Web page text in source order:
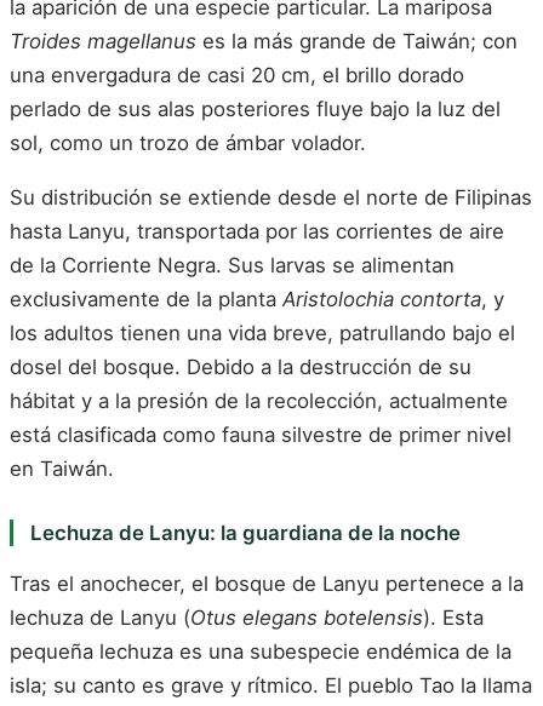
la aparición de una especie particular. La mariposa
Troides magellanus es la más grande de Taiwán; con
una envergadura de casi 20 cm, el brillo dorado
perlado de sus alas posteriores fluye bajo la luz del
sol, como un trozo de ámbar volador.
Su distribución se extiende desde el norte de Filipinas
hasta Lanyu, transportada por las corrientes de aire
de la Corriente Negra. Sus larvas se alimentan
exclusivamente de la plantaAristolochia contorta, y
los adultos tienen una vida breve, patrullando bajo el
dosel del bosque. Debido a la destrucción de su
hábitat y a la presión de la recolección, actualmente
está clasificada como fauna silvestre de primer nivel
en Taiwán.
Lechuza de Lanyu: la guardiana de la noche
Tras el anochecer, el bosque de Lanyu pertenece a la
lechuza de Lanyu (Otus elegans botelensis). Esta
pequeña lechuza es una subespecie endémica de la
isla; su canto es grave y rítmico. El pueblo Tao la llama